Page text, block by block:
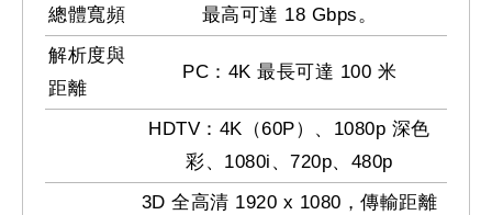
總體寬頻
最高可達 18 Gbps。
解析度與
距離
PC：4K 最長可達 100 米
HDTV：4K（60P）、1080p 深色
彩、1080i、720p、480p
3D 全高清 1920 x 1080，傳輸距離